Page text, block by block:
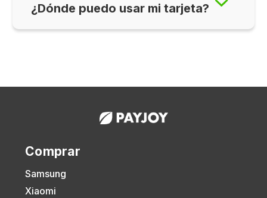
¿Dónde puedo usar mi tarjeta?
Comprar
Samsung
Xiaomi